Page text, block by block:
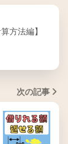
方法編】
次の記事